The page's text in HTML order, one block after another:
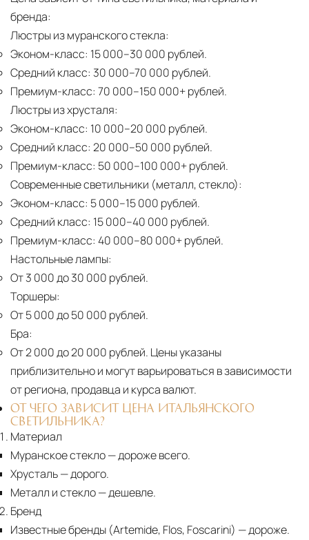
бренда:
Люстры из муранского стекла:
Эконом-класс: 15 000–30 000 рублей.
Средний класс: 30 000–70 000 рублей.
Премиум-класс: 70 000–150 000+ рублей.
Люстры из хрусталя:
Эконом-класс: 10 000–20 000 рублей.
Средний класс: 20 000–50 000 рублей.
Премиум-класс: 50 000–100 000+ рублей.
Современные светильники (металл, стекло):
Эконом-класс: 5 000–15 000 рублей.
Средний класс: 15 000–40 000 рублей.
Премиум-класс: 40 000–80 000+ рублей.
Настольные лампы:
От 3 000 до 30 000 рублей.
Торшеры:
От 5 000 до 50 000 рублей.
Бра:
От 2 000 до 20 000 рублей. Цены указаны
приблизительно и могут варьироваться в зависимости
от региона, продавца и курса валют.
ОТ ЧЕГО ЗАВИСИТ ЦЕНА ИТАЛЬЯНСКОГО
СВЕТИЛЬНИКА?
Материал
Муранское стекло— дороже всего.
Хрусталь— дорого.
Металл и стекло— дешевле.
Бренд
Известные бренды (Artemide, Flos, Foscarini) — дороже.